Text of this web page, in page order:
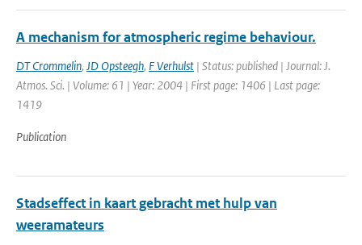
A mechanism for atmospheric regime behaviour.
DT Crommelin, JD Opsteegh, F Verhulst | Status: published | Journal: J.
Atmos. Sci. | Volume: 61 | Year: 2004 | First page: 1406 | Last page:
1419
Publication
Stadseffect in kaart gebracht met hulp van
weeramateurs